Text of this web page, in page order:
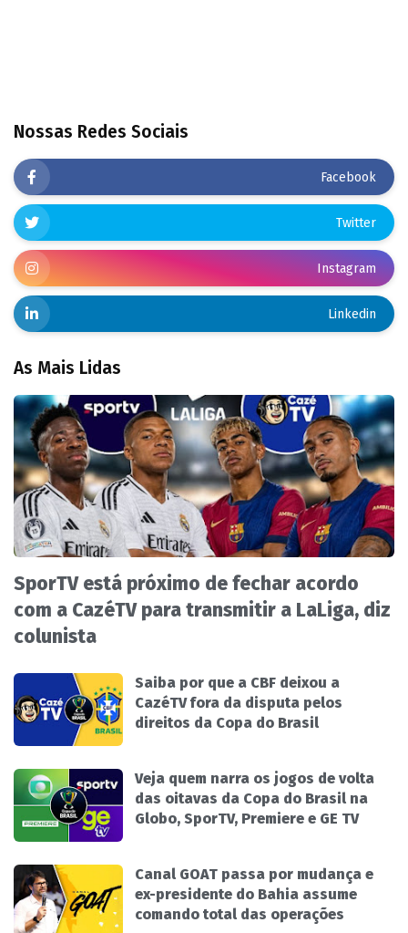
Nossas Redes Sociais
Facebook
Twitter
Instagram
Linkedin
As Mais Lidas
SporTV está próximo de fechar acordo
com a CazéTV para transmitir a LaLiga, diz
colunista
Saiba por que a CBF deixou a
CazéTV fora da disputa pelos
direitos da Copa do Brasil
Veja quem narra os jogos de volta
das oitavas da Copa do Brasil na
Globo, SporTV, Premiere e GE TV
Canal GOAT passa por mudança e
ex-presidente do Bahia assume
comando total das operações